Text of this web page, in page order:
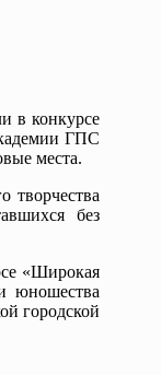
в конкурсе
ГПС
места.
творчества
без
«Широкая
юношества
городской